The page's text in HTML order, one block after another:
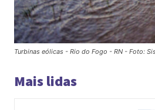
Turbinas eólicas - Rio do Fogo - RN - Foto:
Mais lidas